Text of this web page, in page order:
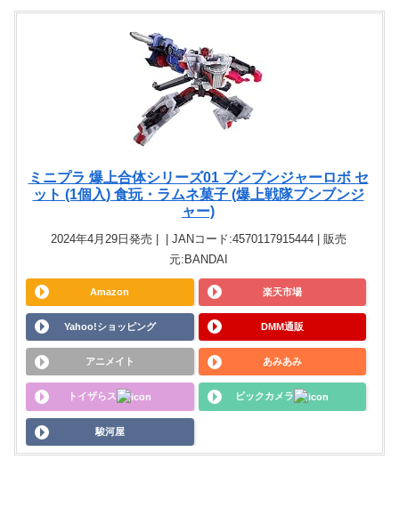
ミニプラ 爆上合体シリーズ01 ブンブンジャーロボ セ
ット (1個入) 食玩・ラムネ菓子 (爆上戦隊ブンブンジ
ャー)
2024年4月29日発売 | | JANコード:4570117915444 | 販売
元:BANDAI
Amazon 楽天市場
Yahoo!ショッピング DMM通販
アニメイト あみあみ
トイザらス ビックカメラ
駿河屋